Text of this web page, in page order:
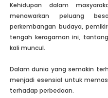
Kehidupan dalam
menawarkan peluang
perkembangan budaya,
tengah keragaman ini,
kali muncul.
Dalam dunia yang semakin
menjadi esensial untuk
terhadap perbedaan.